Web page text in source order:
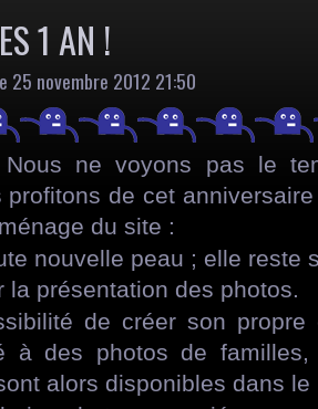
1 AN !
25 novembre 2012 21:50
ne voyons pas le
profitons de cet
du site :
nouvelle peau ; elle reste
la présentation des photos.
de créer son
à des photos de
alors disponibles dans